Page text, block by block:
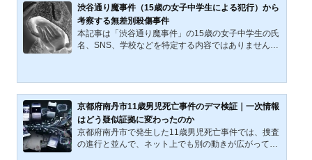
府・警察・教育委員会は再発防止に乗り出すが、教育
の本質である「倫理の涵養」と管理強化の狭間で揺れ
ている。2025年9月18〜19日、北海道千歳市内の中学
校に勤務する北広島市在住の教員・T容疑者（41）
渋谷通り魔事件（15歳の女子中学生による犯行）から
考察する無差別殺傷事件
本記事は「渋谷通り魔事件」の15歳の女子中学生の氏
名、SNS、学校などを特定する内容ではありません。
6日、加藤智大死刑囚（39歳）の死刑が執行された。
加藤智大元死刑囚（事件当時25歳）は、2008（平成2
0）年6月8日、休日の（東京都）秋葉原の歩行者天国
で発生した無差別殺傷事件「秋葉原無差別殺傷事件
（死亡7人、負傷10人）」で現行犯逮捕され、その
後、殺人罪などの罪により2015（平成27）年に死刑
京都府南丹市11歳男児死亡事件のデマ検証｜一次情報
はどう疑似証拠に変わったのか
京都府南丹市で発生した11歳男児死亡事件では、捜査
の進行と並んで、ネット上でも別の動きが広がってい